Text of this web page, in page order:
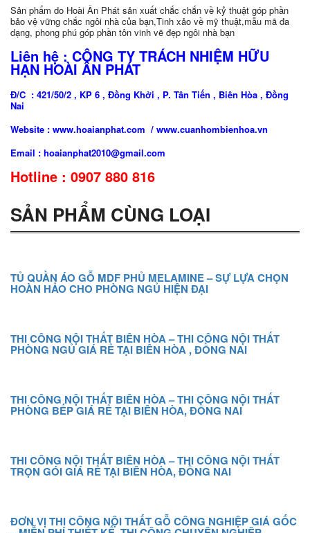
Sản phẩm do Hoài Ân Phát sản xuất chắc chắn về kỷ thuật góp phần
bảo vệ vững chắc ngôi nhà của bạn,Tinh xảo về mỹ thuật,mẫu mã đa
dạng, phong phú góp phần tôn vinh vẽ đẹp ngôi nhà bạn
Liên hệ : CÔNG TY TRÁCH NHIỆM HỮU
HẠN HOÀI ÂN PHÁT
Đ/C : 421/50/2 , KP 6 , Đồng Khởi , P. Tân Tiến , Biên Hòa , Đồng
Nai
Website : www.hoaianphat.com / www.cuanhombienhoa.vn
Email : hoaianphat2010@gmail.com
Hotline : 0907 880 816
SẢN PHẨM CÙNG LOẠI
TỦ QUẦN ÁO GỖ MDF PHỦ MELAMINE – SỰ LỰA CHỌN
HOÀN HẢO CHO PHÒNG NGỦ HIỆN ĐẠI
THI CÔNG NỘI THẤT BIÊN HÒA – THI CÔNG NỘI THẤT
PHÒNG NGỦ GIÁ RẺ TẠI BIÊN HÒA , ĐỒNG NAI
THI CÔNG NỘI THẤT BIÊN HÒA – THI CÔNG NỘI THẤT
PHÒNG BẾP GIÁ RẺ TẠI BIÊN HÒA, ĐỒNG NAI
THI CÔNG NỘI THẤT BIÊN HÒA – THI CÔNG NỘI THẤT
TRỌN GÓI GIÁ RẺ TẠI BIÊN HÒA, ĐỒNG NAI
ĐƠN VỊ THI CÔNG NỘI THẤT GỖ CÔNG NGHIỆP GIÁ GỐC